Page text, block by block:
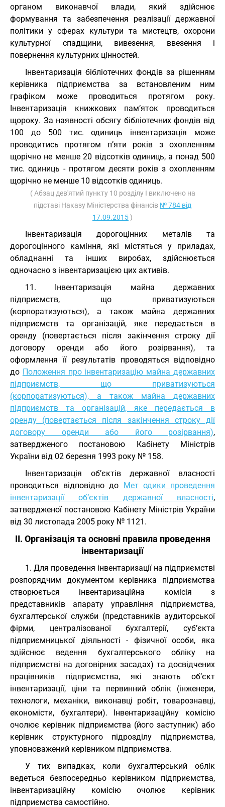
органом виконавчої влади, який здійснює
формування та забезпечення реалізації державної
політики у сферах культури та мистецтв, охорони
культурної спадщини, вивезення, ввезення і
повернення культурних цінностей.
Інвентаризація бібліотечних фондів за рішенням
керівника підприємства за встановленим ним
графіком може проводиться протягом року.
Інвентаризація книжкових пам’яток проводиться
щороку. За наявності обсягу бібліотечних фондів від
100 до 500 тис. одиниць інвентаризація може
проводитись протягом п’яти років з охопленням
щорічно не менше 20 відсотків одиниць, а понад 500
тис. одиниць - протягом десяти років з охопленням
щорічно не менше 10 відсотків одиниць.
( Абзац дев'ятий пункту 10 розділу I виключено на
підставі Наказу Міністерства фінансів № 784 від
17.09.2015)
Інвентаризація дорогоцінних металів та
дорогоцінного каміння, які містяться у приладах,
обладнанні та інших виробах, здійснюється
одночасно з інвентаризацією цих активів.
11. Інвентаризація майна державних
підприємств, що приватизуються
(корпоратизуються), а також майна державних
підприємств та організацій, яке передається в
оренду (повертається після закінчення строку дії
договору оренди або його розірвання), та
оформлення її результатів проводяться відповідно
до Положення про інвентаризацію майна державних
підприємств, що приватизуються
(корпоратизуються), а також майна державних
підприємств та організацій, яке передається в
оренду (повертається після закінчення строку дії
договору оренди або його розірвання),
затвердженого постановою Кабінету Міністрів
України від 02 березня 1993 року № 158.
Інвентаризація об’єктів державної власності
проводиться відповідно до Мет одики проведення
інвентаризації об’єктів державної власності,
затвердженої постановою Кабінету Міністрів України
від 30 листопада 2005 року № 1121.
ІІ. Організація та основні правила проведення
інвентаризації
1. Для проведення інвентаризації на підприємстві
розпорядчим документом керівника підприємства
створюється інвентаризаційна комісія з
представників апарату управління підприємства,
бухгалтерської служби (представників аудиторської
фірми, централізованої бухгалтерії, суб’єкта
підприємницької діяльності - фізичної особи, яка
здійснює ведення бухгалтерського обліку на
підприємстві на договірних засадах) та досвідчених
працівників підприємства, які знають об’єкт
інвентаризації, ціни та первинний облік (інженери,
технологи, механіки, виконавці робіт, товарознавці,
економісти, бухгалтери). Інвентаризаційну комісію
очолює керівник підприємства (його заступник) або
керівник структурного підрозділу підприємства,
уповноважений керівником підприємства.
У тих випадках, коли бухгалтерський облік
ведеться безпосередньо керівником підприємства,
інвентаризаційну комісію очолює керівник
підприємства самостійно.